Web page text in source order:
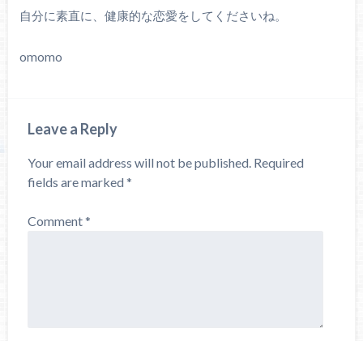
自分に素直に、健康的な恋愛をしてくださいね。
omomo
Leave a Reply
Your email address will not be published. Required
fields are marked *
Comment*